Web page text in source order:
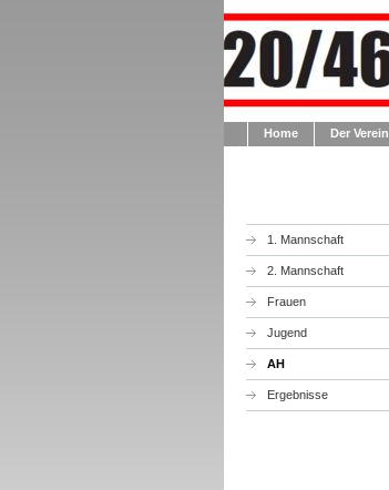
Home Der Verein
1. Mannschaft
2. Mannschaft
Frauen
Jugend
AH
Ergebnisse